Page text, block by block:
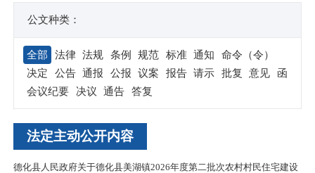
公文种类：
全部 法律 法规 条例 规范 标准 通知
命令（令）
决定
公告 通报 公报 议案 报告 请示 批复 意见
函
会议纪要
决议 通告 答复
法定主动公开内容
德化县人民政府关于德化县美湖镇2026年度第二批次农村村民住宅建设